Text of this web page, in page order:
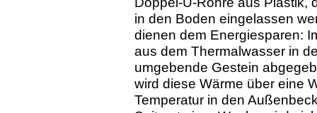
in den Boden eingelassen
dienen dem Energiesparen:
aus dem Thermalwasser in
umgebende Gestein
wird diese Wärme über eine
Temperatur in den